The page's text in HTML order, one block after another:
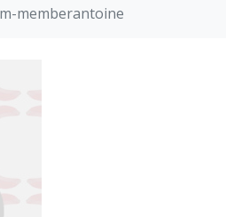
memberantoine